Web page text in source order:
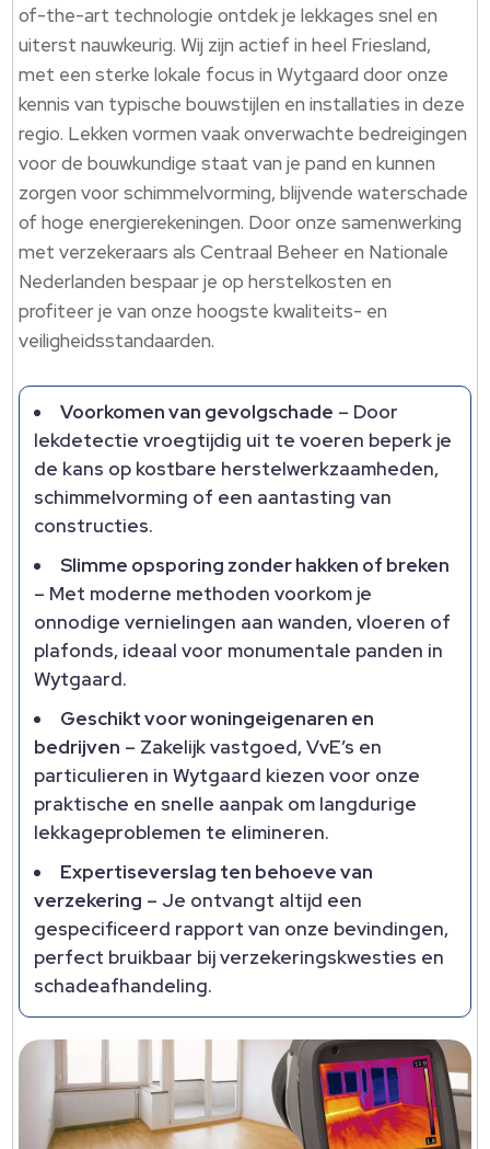
of-the-art technologie ontdek je lekkages snel en
uiterst nauwkeurig.​ Wij zijn actief in heel Friesland,
met een sterke lokale focus in Wytgaard door onze
kennis van typische bouwstijlen en installaties in deze
regio.​ Lekken vormen vaak onverwachte bedreigingen
voor de bouwkundige staat van je pand en kunnen
zorgen voor schimmelvorming, blijvende waterschade
of hoge energierekeningen.​ Door onze samenwerking
met verzekeraars als Centraal Beheer en Nationale
Nederlanden bespaar je op herstelkosten en
profiteer je van onze hoogste kwaliteits- en
veiligheidsstandaarden.​
Voorkomen van gevolgschade – Door
lekdetectie vroegtijdig uit te voeren beperk je
de kans op kostbare herstelwerkzaamheden,
schimmelvorming of een aantasting van
constructies.​
Slimme opsporing zonder hakken of breken
– Met moderne methoden voorkom je
onnodige vernielingen aan wanden, vloeren of
plafonds, ideaal voor monumentale panden in
Wytgaard.​
Geschikt voor woningeigenaren en
bedrijven – Zakelijk vastgoed, VvE’s en
particulieren in Wytgaard kiezen voor onze
praktische en snelle aanpak om langdurige
lekkageproblemen te elimineren.​
Expertiseverslag ten behoeve van
verzekering – Je ontvangt altijd een
gespecificeerd rapport van onze bevindingen,
perfect bruikbaar bij verzekeringskwesties en
schadeafhandeling.​